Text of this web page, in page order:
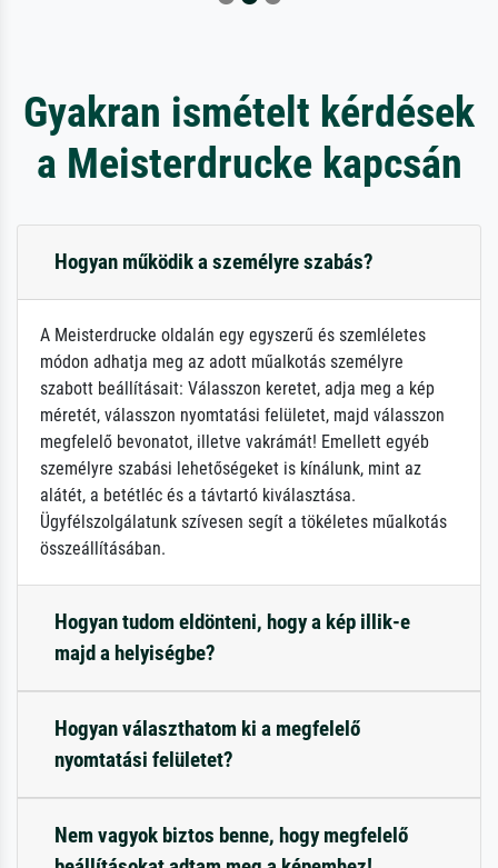
Gyakran ismételt kérdések
a Meisterdrucke kapcsán
Hogyan működik a személyre szabás?
A Meisterdrucke oldalán egy egyszerű és szemléletes
módon adhatja meg az adott műalkotás személyre
szabott beállításait: Válasszon keretet, adja meg a kép
méretét, válasszon nyomtatási felületet, majd válasszon
megfelelő bevonatot, illetve vakrámát! Emellett egyéb
személyre szabási lehetőségeket is kínálunk, mint az
alátét, a betétléc és a távtartó kiválasztása.
Ügyfélszolgálatunk szívesen segít a tökéletes műalkotás
összeállításában.
Hogyan tudom eldönteni, hogy a kép illik-e
majd a helyiségbe?
Hogyan választhatom ki a megfelelő
nyomtatási felületet?
Nem vagyok biztos benne, hogy megfelelő